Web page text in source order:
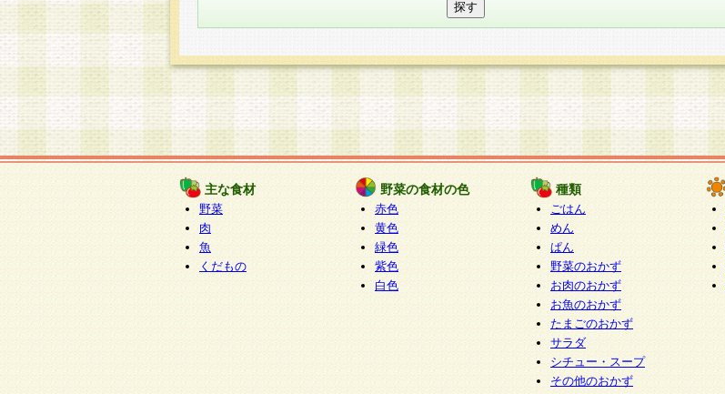
主な食材
野菜
肉
魚
くだもの
野菜の食材の色
赤色
黄色
緑色
紫色
白色
種類
ごはん
めん
ぱん
野菜のおかず
お肉のおかず
お魚のおかず
たまごのおかず
サラダ
シチュー・スープ
その他のおかず